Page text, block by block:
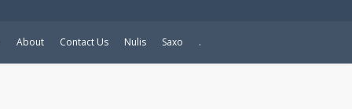
About Contact Us Nulis Saxo .